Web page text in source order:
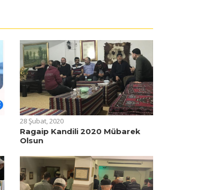
28 Şubat, 2020
Ragaip Kandili 2020 Mübarek
Olsun